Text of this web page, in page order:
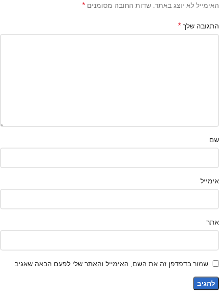
האימייל לא יוצג באתר. שדות החובה מסומנים *
התגובה שלך *
שם
אימייל
אתר
שמור בדפדפן זה את השם, האימייל והאתר שלי לפעם הבאה שאגיב.